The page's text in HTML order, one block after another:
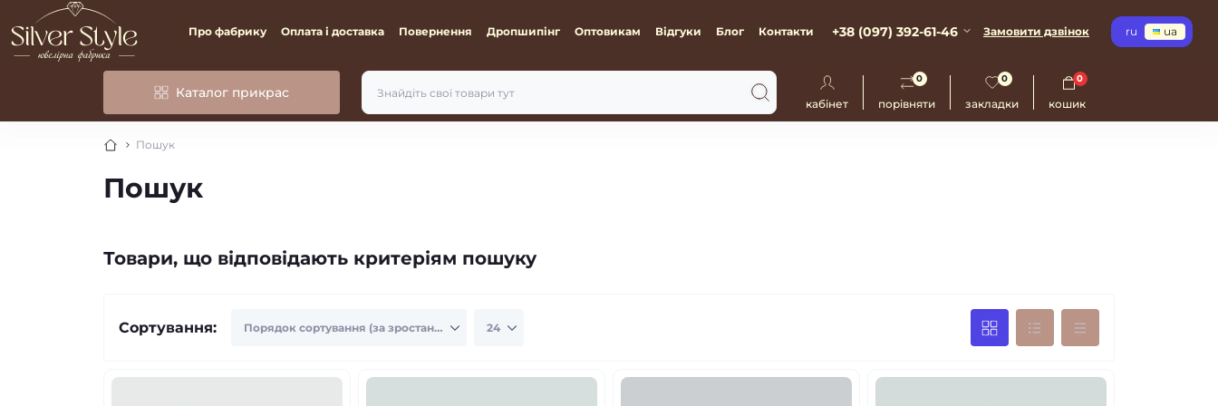
Про фабрику Оплата і доставка Повернення Дропшипінг Оптовикам Відгуки Блог Контакти +38 (097) 392-61-46 Замовити дзвінок ru ua
Каталог прикрас
кабінет порівняти
0
закладки
0
кошик
0
Пошук
Пошук
Товари, що відповідають критеріям пошуку
Сортування: